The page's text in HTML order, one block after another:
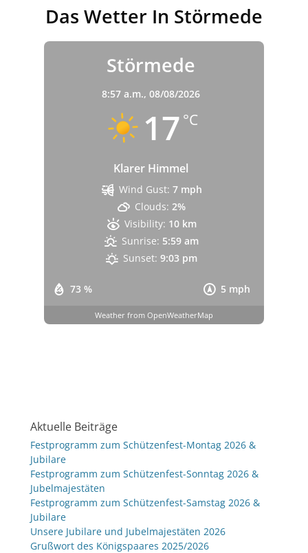
Das Wetter In Störmede
Störmede
8:57 a.m., 08/08/2026
17 °C
Klarer Himmel
73 % 5 mph
Wind Gust: 7 mph
Clouds: 2%
Visibility: 10 km
Sunrise: 5:59 am
Sunset: 9:03 pm
Weather from OpenWeatherMap
Aktuelle Beiträge
Festprogramm zum Schützenfest-Montag 2026 &
Jubilare
Festprogramm zum Schützenfest-Sonntag 2026 &
Jubelmajestäten
Festprogramm zum Schützenfest-Samstag 2026 &
Jubilare
Unsere Jubilare und Jubelmajestäten 2026
Grußwort des Königspaares 2025/2026